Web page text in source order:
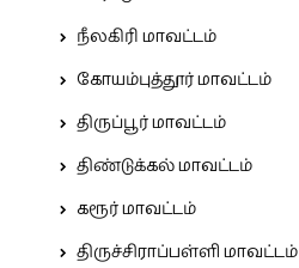
நீலகிரி மாவட்டம்
கோயம்புத்தூர் மாவட்டம்
திருப்பூர் மாவட்டம்
திண்டுக்கல் மாவட்டம்
கரூர் மாவட்டம்
திருச்சிராப்பள்ளி மாவட்டம்